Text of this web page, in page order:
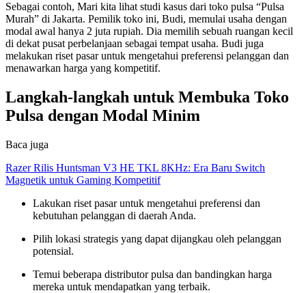
Sebagai contoh, Mari kita lihat studi kasus dari toko pulsa “Pulsa
Murah” di Jakarta. Pemilik toko ini, Budi, memulai usaha dengan
modal awal hanya 2 juta rupiah. Dia memilih sebuah ruangan kecil
di dekat pusat perbelanjaan sebagai tempat usaha. Budi juga
melakukan riset pasar untuk mengetahui preferensi pelanggan dan
menawarkan harga yang kompetitif.
Langkah-langkah untuk Membuka Toko
Pulsa dengan Modal Minim
Baca juga
Razer Rilis Huntsman V3 HE TKL 8KHz: Era Baru Switch
Magnetik untuk Gaming Kompetitif
Lakukan riset pasar untuk mengetahui preferensi dan
kebutuhan pelanggan di daerah Anda.
Pilih lokasi strategis yang dapat dijangkau oleh pelanggan
potensial.
Temui beberapa distributor pulsa dan bandingkan harga
mereka untuk mendapatkan yang terbaik.